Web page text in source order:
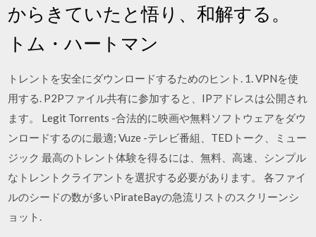
からきていたと悟り、和解する。
トム・ハートマン
トレントを安全にダウンロードするためのヒント. 1. VPNを使
用する. P2Pファイル共有に参加すると、IPアドレスは公開され
ます。 Legit Torrents -合法的に映画や無料ソフトウェアをダウ
ンロードするのに最適; Vuze -テレビ番組、TEDトーク、ミュー
ジック 最高のトレント体験を得るには、無料、高速、シンプル
なトレントクライアントを選択する必要があります。 各ファイ
ルのシードの数が多いPirateBayの急流リストのスクリーンシ
ョット.